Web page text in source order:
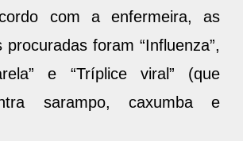
com a enfermeira, as
procuradas foram “Influenza”,
e “Tríplice viral” (que
sarampo, caxumba e